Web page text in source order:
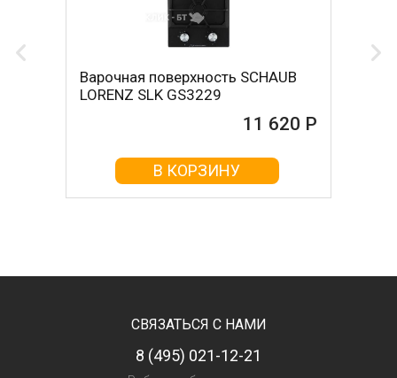
Варочная поверхность SCHAUB
LORENZ SLK GS3229
11 620 Р
В КОРЗИНУ
СВЯЗАТЬСЯ С НАМИ
8 (495) 021-12-21